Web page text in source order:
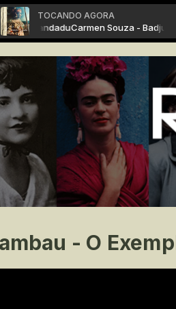
TOCANDO AGORA
MandaduCarmen Souza - Badju
- O